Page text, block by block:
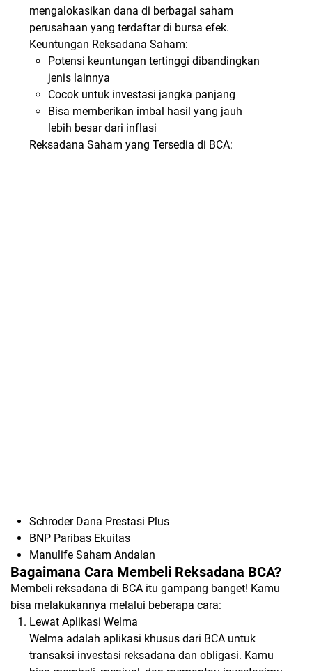
mengalokasikan dana di berbagai saham
perusahaan yang terdaftar di bursa efek.
Keuntungan Reksadana Saham:
Potensi keuntungan tertinggi dibandingkan
jenis lainnya
Cocok untuk investasi jangka panjang
Bisa memberikan imbal hasil yang jauh
lebih besar dari inflasi
Reksadana Saham yang Tersedia di BCA:
Schroder Dana Prestasi Plus
BNP Paribas Ekuitas
Manulife Saham Andalan
Bagaimana Cara Membeli Reksadana BCA?
Membeli reksadana di BCA itu gampang banget! Kamu
bisa melakukannya melalui beberapa cara:
Lewat Aplikasi Welma
Welma adalah aplikasi khusus dari BCA untuk
transaksi investasi reksadana dan obligasi. Kamu